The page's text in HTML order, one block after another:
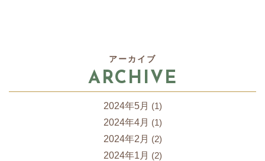
アーカイブ
ARCHIVE
2024年5月 (1)
2024年4月 (1)
2024年2月 (2)
2024年1月 (2)